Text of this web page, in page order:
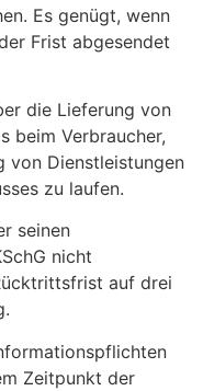
Es genügt, wenn
Frist abgesendet
die Lieferung von
beim Verbraucher,
von Dienstleistungen
zu laufen.
seinen
nicht
auf drei
Zeitpunkt der